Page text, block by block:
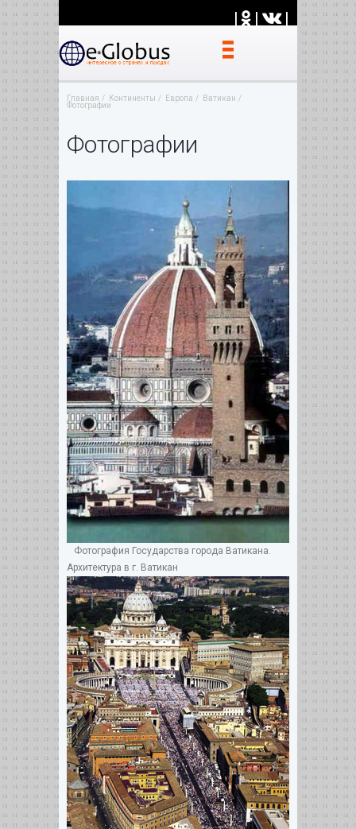
| | |
Главная Континенты Европа
Ватикан
Фотографии
Фотографии
Фотография Государства города Ватикана.
Архитектура в г. Ватикан